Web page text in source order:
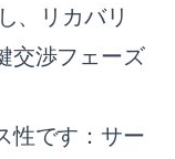
、リカバリ
交渉フェーズ
性です：サー